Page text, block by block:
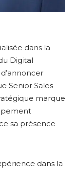
dans la
Digital
Senior Sales
marque
sa présence
dans la